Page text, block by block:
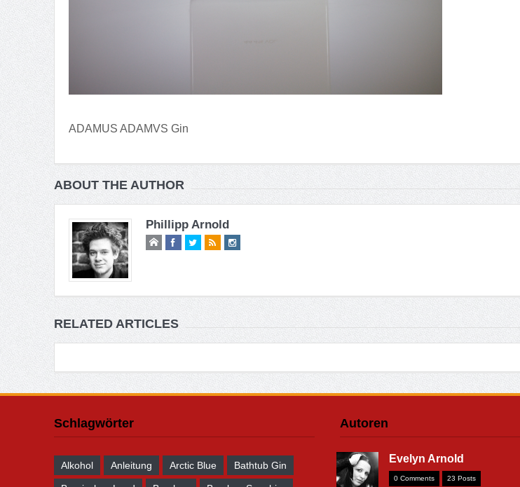
ADAMUS ADAMVS Gin
ABOUT THE AUTHOR
Phillipp Arnold
RELATED ARTICLES
Schlagwörter
Alkohol Anleitung Arctic Blue Bathtub Gin
Autoren
Evelyn Arnold
0 Comments 23 Posts